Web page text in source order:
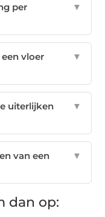
per
▼
vloer
▼
uiterlijken
▼
van een
▼
dan op: